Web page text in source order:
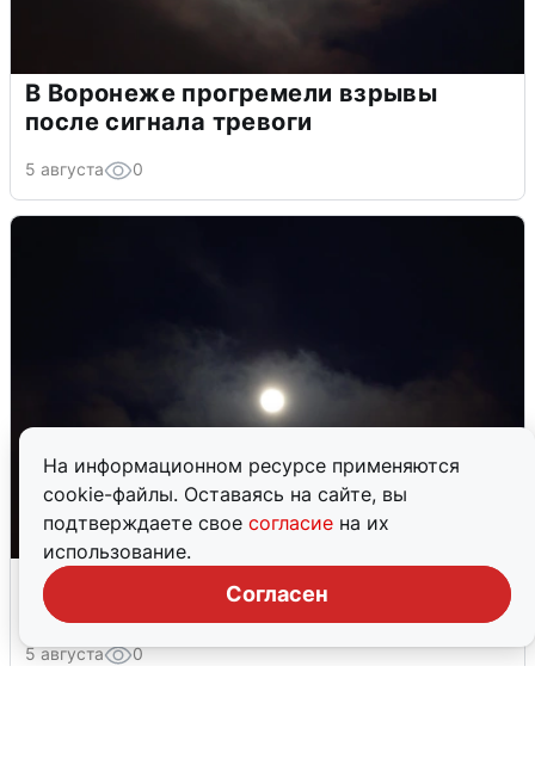
На информационном ресурсе применяются
cookie-файлы. Оставаясь на сайте, вы
подтверждаете свое согласие на их
использование.
Согласен
В Воронеже прогремели взрывы
после сигнала тревоги
5 августа 0
Взрывы в Воронеже после сигнала
тревоги
5 августа 0